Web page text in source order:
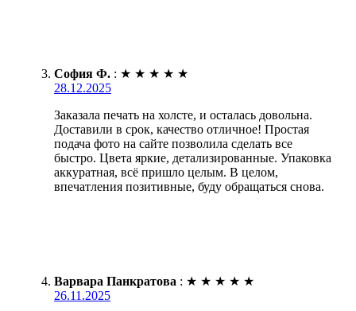
София Ф. : ★ ★ ★ ★ ★
28.12.2025
Заказала печать на холсте, и осталась довольна.
Доставили в срок, качество отличное! Простая
подача фото на сайте позволила сделать все
быстро. Цвета яркие, детализированные. Упаковка
аккуратная, всё пришло целым. В целом,
впечатления позитивные, буду обращаться снова.
Варвара Панкратова : ★ ★ ★ ★ ★
26.11.2025